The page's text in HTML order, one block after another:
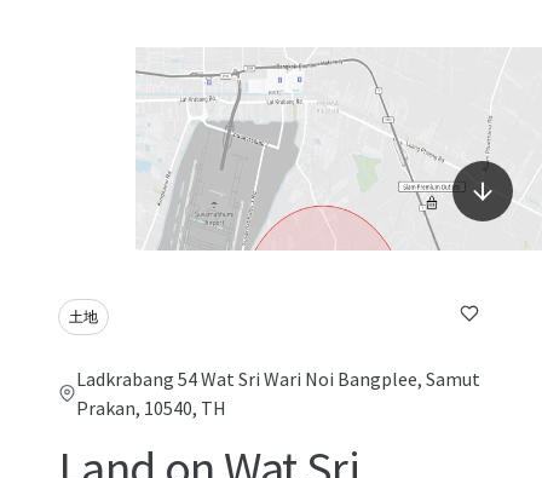
土地
Ladkrabang 54 Wat Sri Wari Noi Bangplee, Samut
Prakan, 10540, TH